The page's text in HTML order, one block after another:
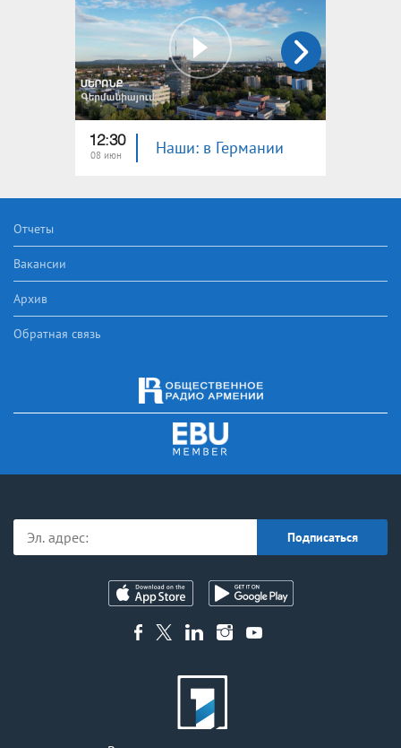
12:30
08 июн Наши: в Германии
Отчеты
Вакансии
Архив
Обратная связь